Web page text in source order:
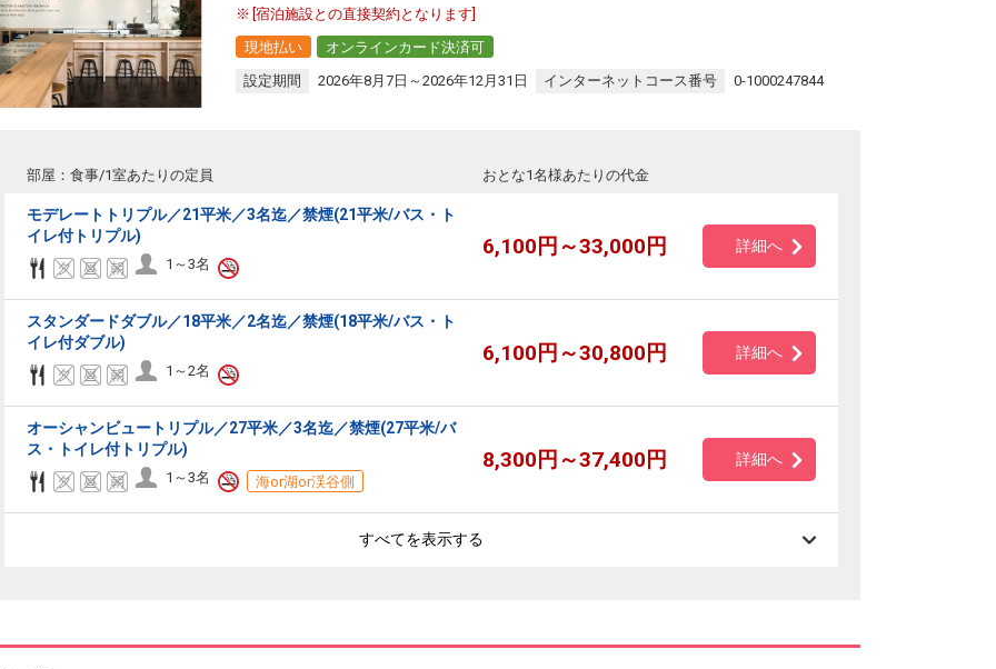
[宿泊施設との直接契約となります]
現地払い
オンラインカード決済可
設定期間
2026年8月7日～2026年12月31日 インターネットコース番号 0-1000247844
部屋：食事/1室あたりの定員 おとな1名様あたりの代金
モデレートトリプル／21平米／3名迄／禁煙(21平米/バス・ト
イレ付トリプル)
1～3名
6,100円～33,000円 詳細へ
スタンダードダブル／18平米／2名迄／禁煙(18平米/バス・ト
イレ付ダブル)
1～2名
6,100円～30,800円 詳細へ
オーシャンビュートリプル／27平米／3名迄／禁煙(27平米/バ
ス・トイレ付トリプル)
1～3名 海or湖or渓谷側
8,300円～37,400円 詳細へ
すべてを表示する